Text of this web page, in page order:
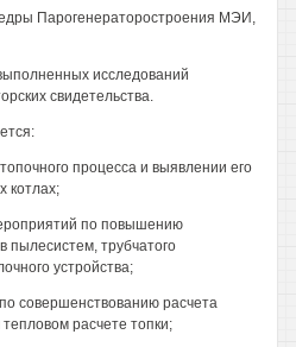
Парогенераторостроения МЭИ,
исследований
свидетельства.
процесса и выявлении его
котлах;
по повышению
пылесистем, трубчатого
устройства;
совершенствованию расчета
расчете топки;